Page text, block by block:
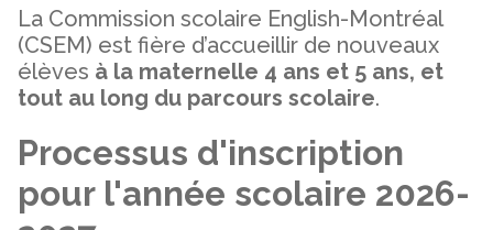
La Commission scolaire English-Montréal
(CSEM) est fière d’accueillir de nouveaux
élèves à la maternelle 4 ans et 5 ans, et
tout au long du parcours scolaire.
Processus d'inscription
pour l'année scolaire 2026-